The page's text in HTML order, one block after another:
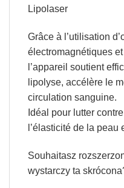
Lipolaser
Grâce à l’utilisation
électromagnétiques
l’appareil soutient
lipolyse, accélère le
circulation sanguine.
Idéal pour lutter
l’élasticité de la
Souhaitasz
wystarczy ta